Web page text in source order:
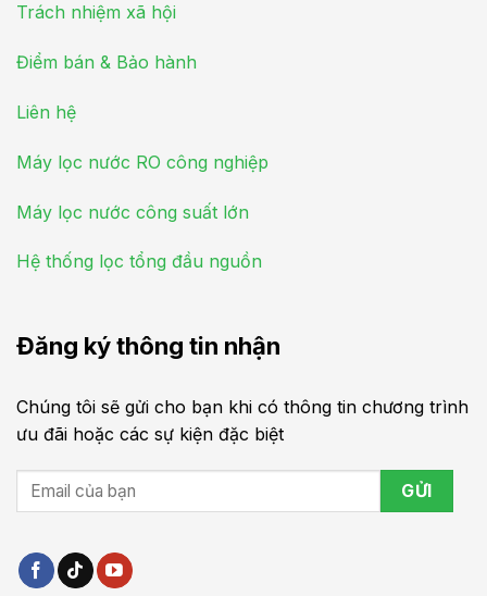
Trách nhiệm xã hội
Điểm bán & Bảo hành
Liên hệ
Máy lọc nước RO công nghiệp
Máy lọc nước công suất lớn
Hệ thống lọc tổng đầu nguồn
Đăng ký thông tin nhận
Chúng tôi sẽ gửi cho bạn khi có thông tin chương trình
ưu đãi hoặc các sự kiện đặc biệt